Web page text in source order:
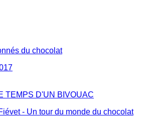
du chocolat
TEMPS D'UN BIVOUAC
- Un tour du monde du chocolat